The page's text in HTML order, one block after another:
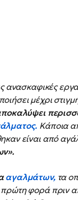
ανασκαφικές
μέχρι
. Κάποια
είναι από
αγαλμάτων, τα
φορά πριν